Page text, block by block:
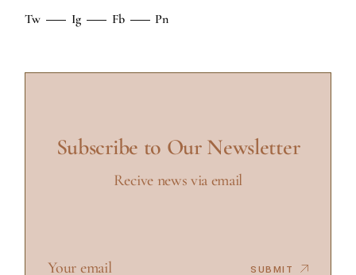
Tw Ig Fb Pn
Subscribe to Our Newsletter
Recive news via email
SUBMIT